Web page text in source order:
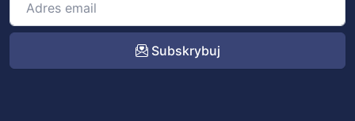
Subskrybuj